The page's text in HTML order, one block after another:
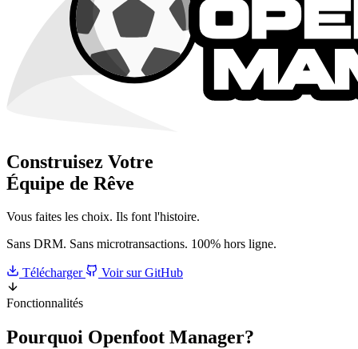
Construisez Votre
Équipe de Rêve
Vous faites les choix. Ils font l'histoire.
Sans DRM. Sans microtransactions. 100% hors ligne.
Télécharger Voir sur GitHub
Fonctionnalités
Pourquoi Openfoot Manager?